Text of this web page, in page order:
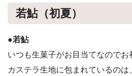
若鮎（初夏）
●若鮎
いつも生菓子がお目当てなのでお
カステラ生地に包まれているの